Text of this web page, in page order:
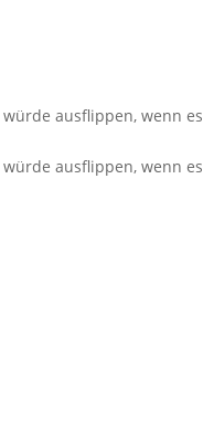
ausflippen, wenn es
ausflippen, wenn es